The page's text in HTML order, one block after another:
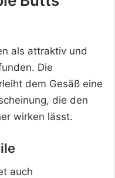
als attraktiv und
Die
dem Gesäß eine
die den
wirken lässt.
auch